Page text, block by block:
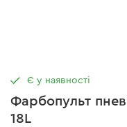
Фарбопульт
18L
Є у наявності